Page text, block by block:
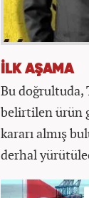
İLK AŞAMA
Bu doğrultuda,
belirtilen ürün
kararı almış
derhal